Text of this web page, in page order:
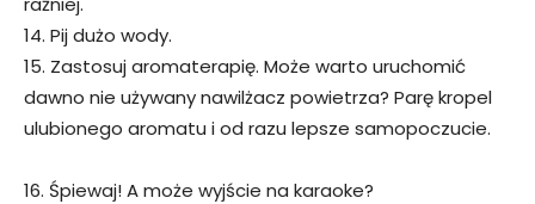
14. Pij dużo wody.
15. Zastosuj aromaterapię. Może warto uruchomić
dawno nie używany nawilżacz powietrza? Parę kropel
ulubionego aromatu i od razu lepsze samopoczucie.
16. Śpiewaj! A może wyjście na karaoke?